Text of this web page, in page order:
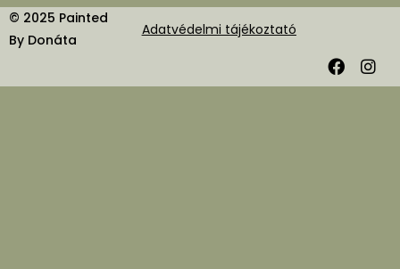
© 2025 Painted
By Donáta
Adatvédelmi tájékoztató